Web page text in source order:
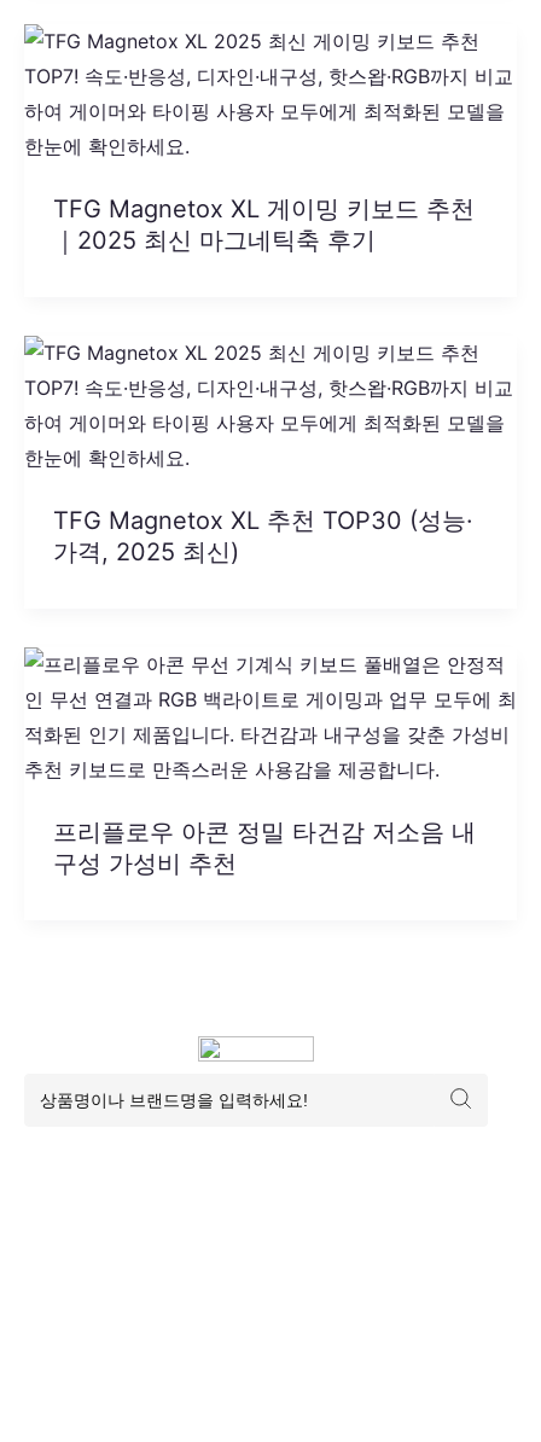
TFG Magnetox XL 게이밍 키보드 추천
｜2025 최신 마그네틱축 후기
TFG Magnetox XL 추천 TOP30 (성능·
가격, 2025 최신)
프리플로우 아콘 정밀 타건감 저소음 내
구성 가성비 추천